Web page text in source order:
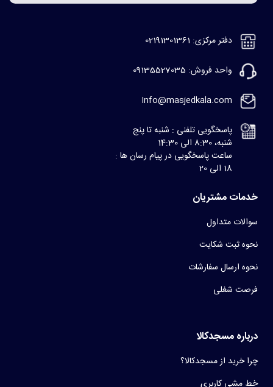
دفتر مرکزی: 02191301361
واحد فروش: 09135527035
Info@masjedkala.com
پاسخگویی تلفنی : شنبه تا پنج
شنبه، 8:30 الی 14:30
ساعت پاسخگویی در پیام رسان ها :
18 الی 20
خدمات مشتریان
سوالات متداول
نحوه ثبت شکایت
نحوه ارسال سفارشات
فرصت شغلی
درباره مسجدکالا
چرا خرید از مسجدکالا؟